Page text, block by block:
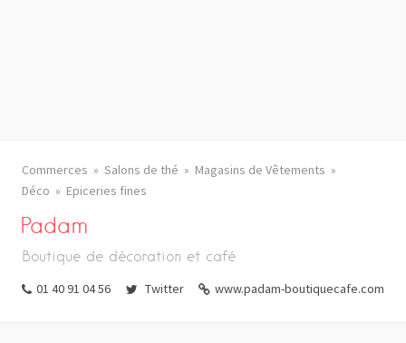
Commerces Salons de thé
Magasins de Vêtements
Déco
Epiceries fines
Padam
Boutique de décoration et café
01 40 91 04 56 Twitter www.padam-boutiquecafe.com